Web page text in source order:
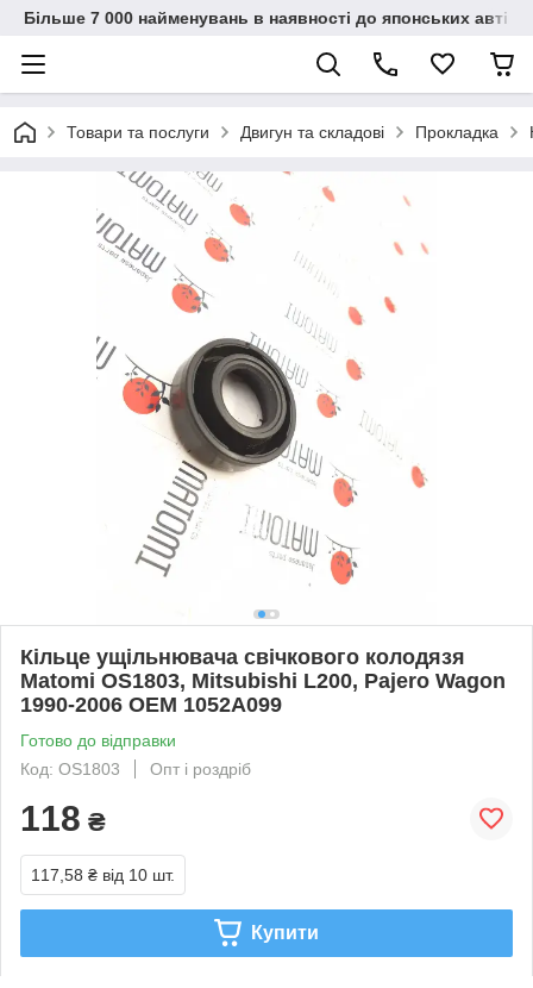
Більше 7 000 найменувань в наявності до японських
Товари та послуги Двигун та складові Прокладка
Кільце ущільнювача свічкового колодязя
Matomi OS1803, Mitsubishi L200, Pajero Wagon
1990-2006 OEM 1052A099
Готово до відправки
Код: OS1803
Опт і роздріб
118 ₴
117,58 ₴ від 10 шт.
Купити